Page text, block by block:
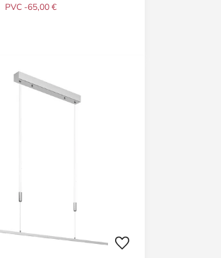
PVC -65,00 €